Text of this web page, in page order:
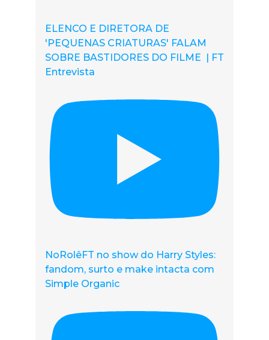
ELENCO E DIRETORA DE
'PEQUENAS CRIATURAS' FALAM
SOBRE BASTIDORES DO FILME | FT
Entrevista
NoRolêFT no show do Harry Styles:
fandom, surto e make intacta com
Simple Organic